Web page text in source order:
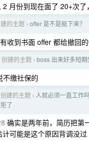
月份到现在面了 20+次
的主题 › offer 是不是能下来？
收到书面 offer 都给撤回
建的主题 › boss 出来好多短期
不缴社保的
建的主题 › 人就必须一直工作
了
确实是两年前，简历把第
可能是这个原因背调没过